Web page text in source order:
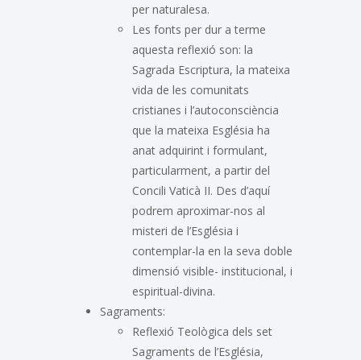
per naturalesa.
Les fonts per dur a terme
aquesta reflexió son: la
Sagrada Escriptura, la mateixa
vida de les comunitats
cristianes i l’autoconsciència
que la mateixa Església ha
anat adquirint i formulant,
particularment, a partir del
Concili Vaticà II. Des d’aquí
podrem aproximar-nos al
misteri de l’Església i
contemplar-la en la seva doble
dimensió visible- institucional, i
espiritual-divina.
Sagraments:
Reflexió Teològica dels set
Sagraments de l’Església,